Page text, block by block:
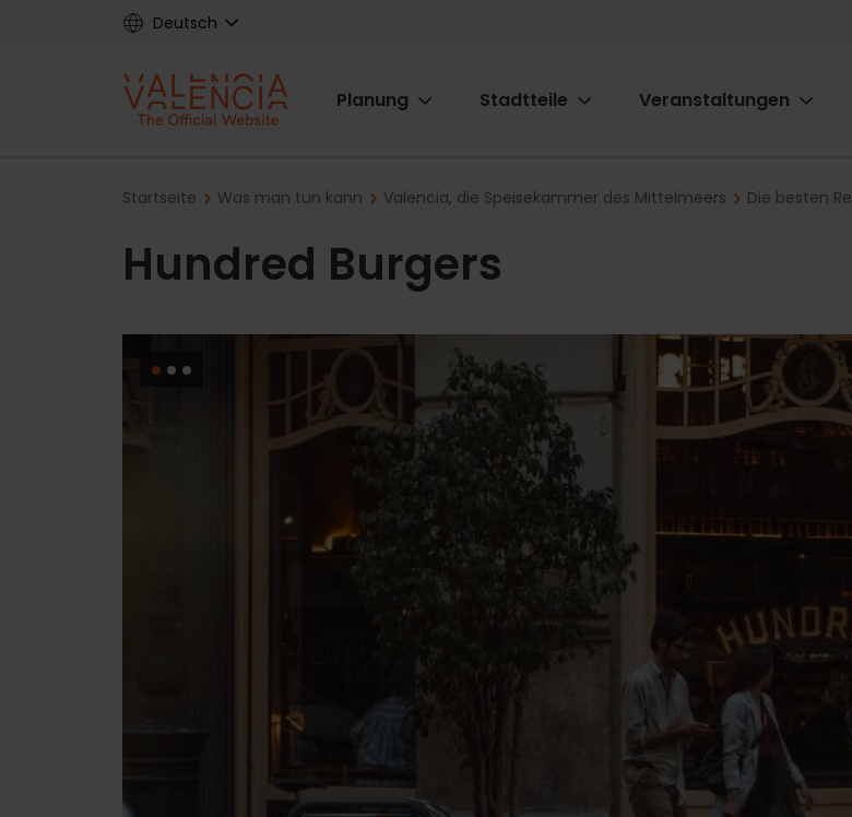
Deutsch
Main
Planung Stadtteile Veranstaltungen
Breadcrumb
Startseite Was man tun kann Valencia, die Speisekammer des Mittelmeers Die besten
Hundred Burgers